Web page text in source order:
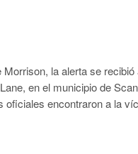
la alerta se
en el municipio de
encontraron a la